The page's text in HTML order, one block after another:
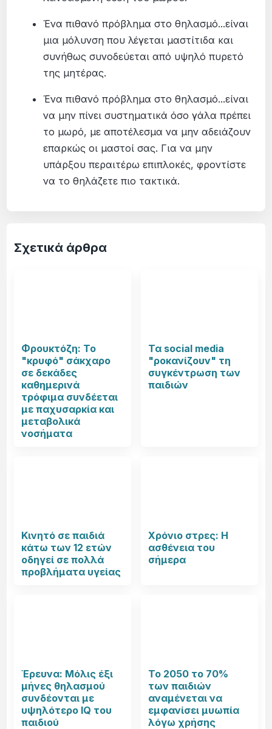
Ένα πιθανό πρόβλημα στο θηλασμό...είναι
μια μόλυνση που λέγεται μαστίτιδα και
συνήθως συνοδεύεται από υψηλό πυρετό
της μητέρας.
Ένα πιθανό πρόβλημα στο θηλασμό...είναι
να μην πίνει συστηματικά όσο γάλα πρέπει
το μωρό, με αποτέλεσμα να μην αδειάζουν
επαρκώς οι μαστοί σας. Για να μην
υπάρξου περαιτέρω επιπλοκές, φροντίστε
να το θηλάζετε πιο τακτικά.
Σχετικά άρθρα
Φρουκτόζη: Το
"κρυφό" σάκχαρο
σε δεκάδες
καθημερινά
τρόφιμα συνδέεται
με παχυσαρκία και
μεταβολικά
νοσήματα
Τα social media
"ροκανίζουν" τη
συγκέντρωση των
παιδιών
Κινητό σε παιδιά
κάτω των 12 ετών
οδηγεί σε πολλά
προβλήματα υγείας
Χρόνιο στρες: Η
ασθένεια του
σήμερα
Έρευνα: Μόλις έξι
μήνες θηλασμού
συνδέονται με
υψηλότερο IQ του
παιδιού
Το 2050 το 70%
των παιδιών
αναμένεται να
εμφανίσει μυωπία
λόγω χρήσης